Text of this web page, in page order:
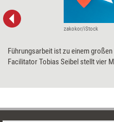
zakokor/iStock
Führungsarbeit ist zu einem
Facilitator Tobias Seibel stellt vier